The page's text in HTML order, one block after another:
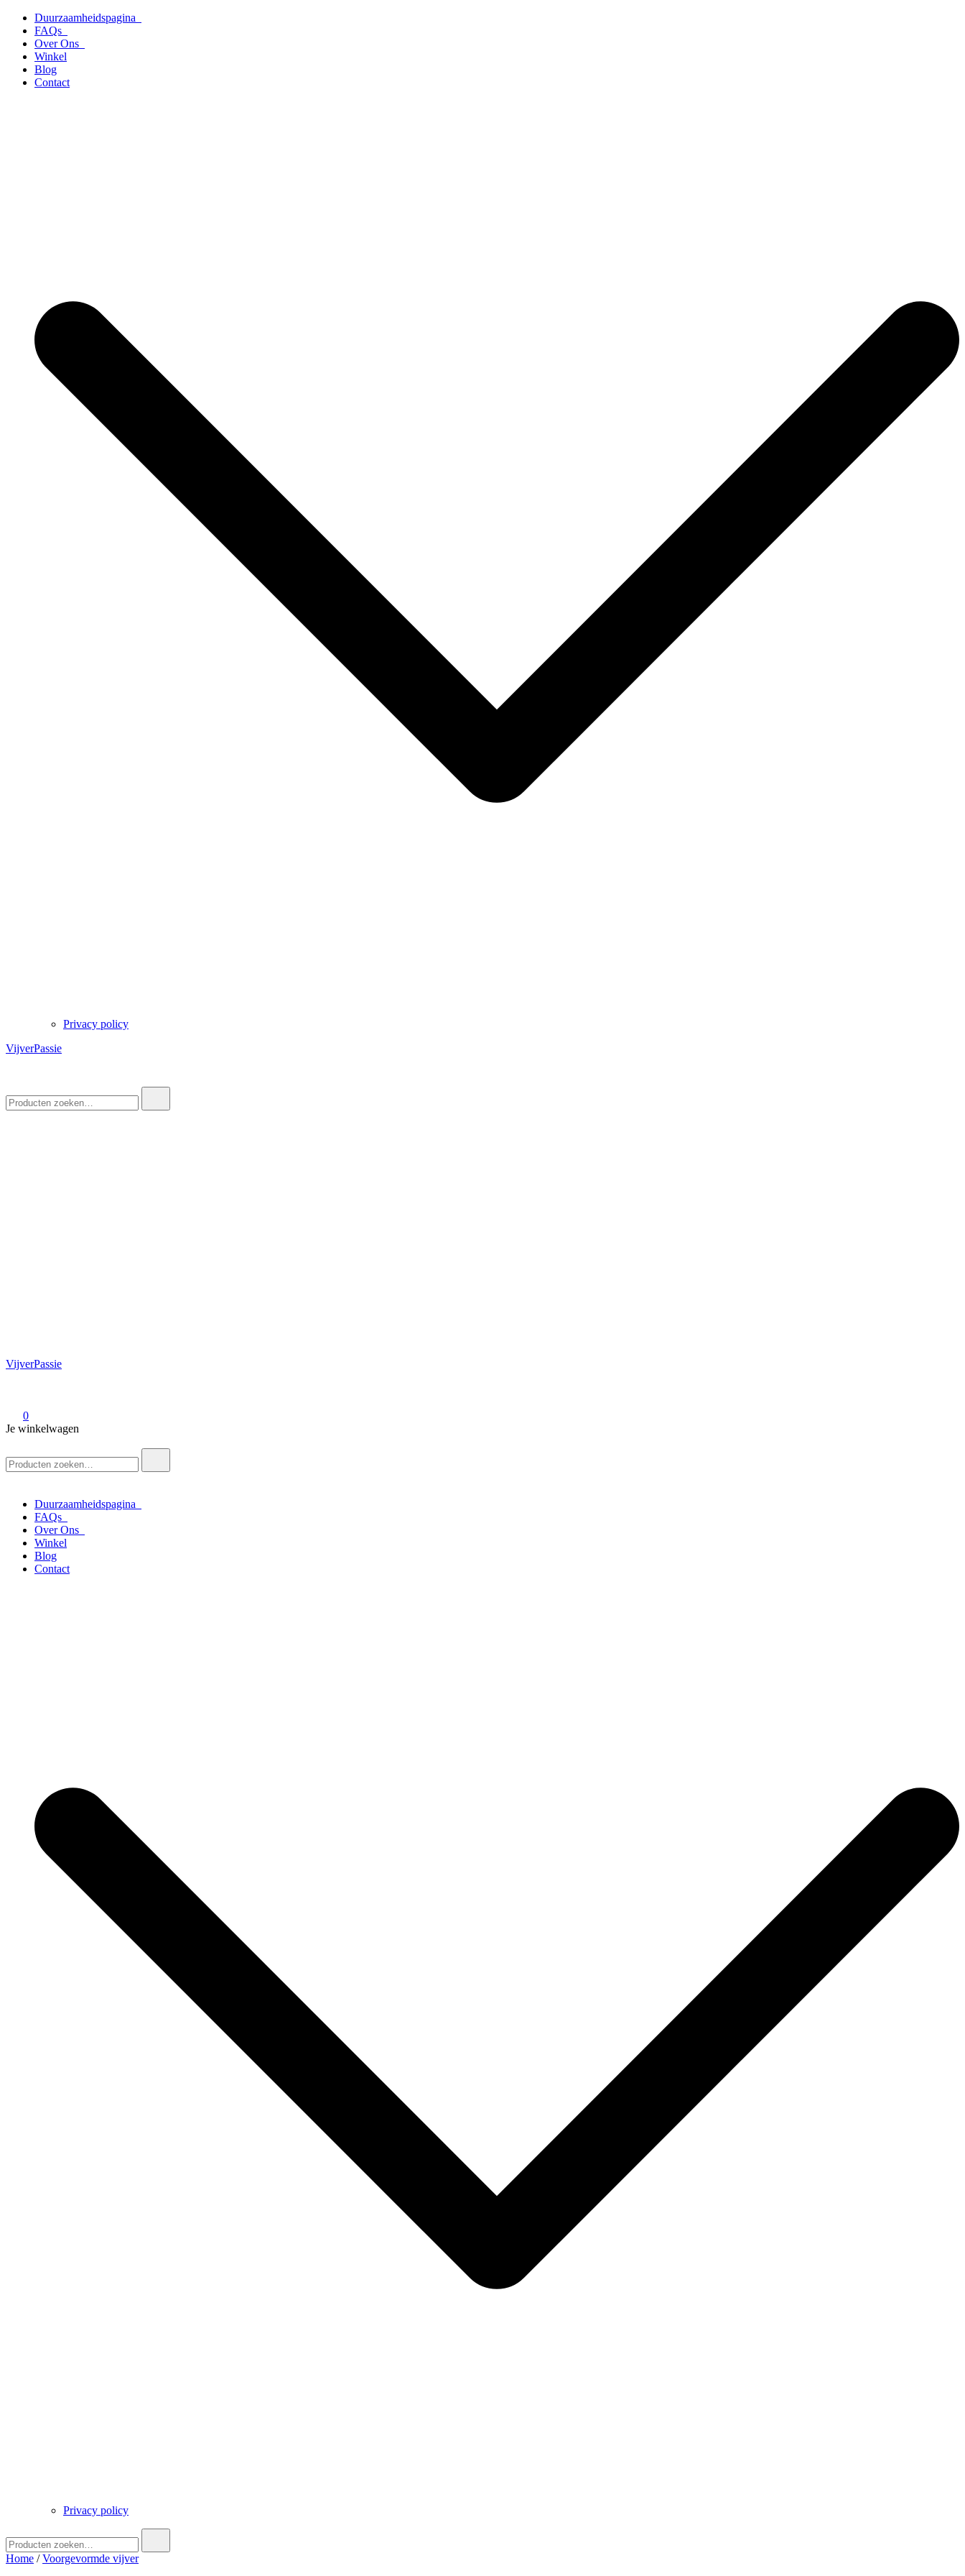
naar
inhoud
Duurzaamheidspagina
FAQs
Over Ons
Winkel
Blog
Contact
Privacy policy
VijverPassie
naar:
VijverPassie
0
Je winkelwagen
naar:
Duurzaamheidspagina
FAQs
Over Ons
Winkel
Blog
Contact
Privacy policy
naar:
Home /Voorgevormde vijver